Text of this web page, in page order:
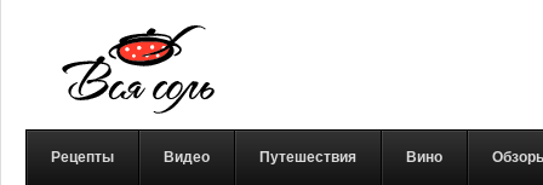
Рецепты Видео Путешествия Вино